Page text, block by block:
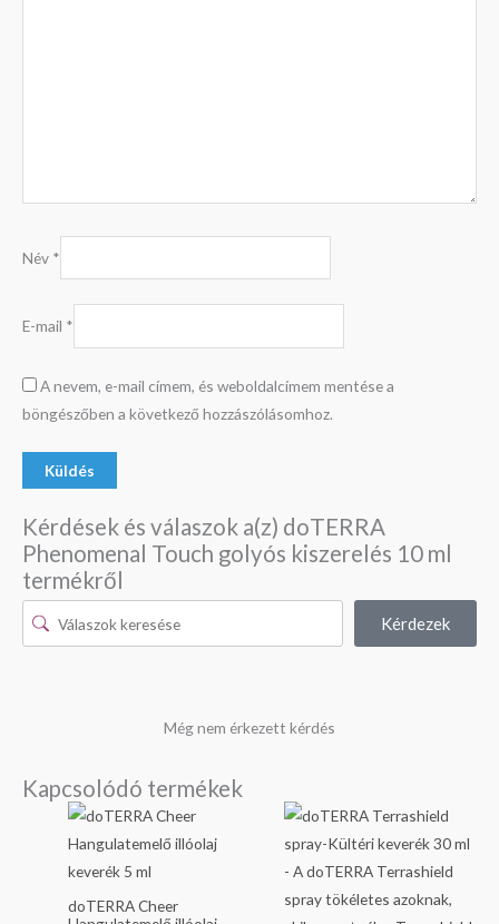
Név *
E-mail *
A nevem, e-mail címem, és weboldalcímem mentése a
böngészőben a következő hozzászólásomhoz.
Kérdések és válaszok a(z) doTERRA
Phenomenal Touch golyós kiszerelés 10 ml
termékről
Kérdezek
Még nem érkezett kérdés
Kapcsolódó termékek
doTERRA Cheer